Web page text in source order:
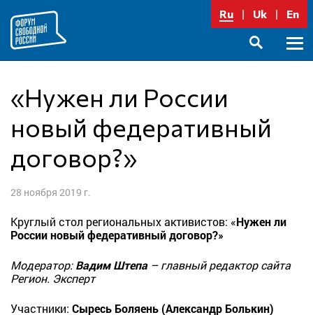
содержимому
Ru Uk En
«Нужен ли России
новый федеративный
договор?»
28 ноября 2019 г.
Круглый стол региональных активистов: «Нужен ли
России новый федеративный договор?»
Модератор:Вадим Штепа – главный редактор сайта
Регион. Эксперт
Участники: Сыресь Боляень (Александр Болькин)